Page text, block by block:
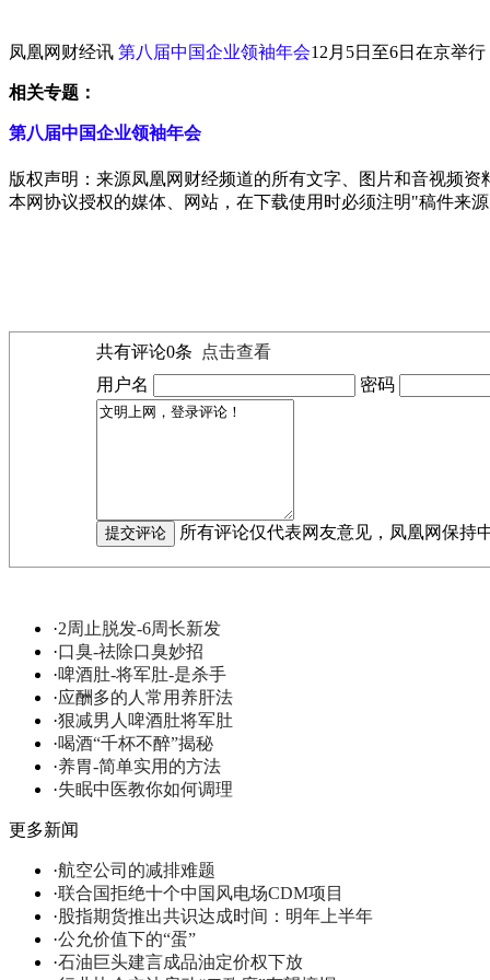
凤凰网财经讯 第八届中国企业领袖年会12月5日至6日在京举
相关专题：
第八届中国企业领袖年会
版权声明：来源凤凰网财经频道的所有文字、图片和音视频
本网协议授权的媒体、网站，在下载使用时必须注明"稿件来
共有评论0条
点击查看
用户名
密码
所有评论仅代表网友意见，凤凰网保持
·2周止脱发-6周长新发
·口臭-祛除口臭妙招
·啤酒肚-将军肚-是杀手
·应酬多的人常用养肝法
·狠减男人啤酒肚将军肚
·喝酒“千杯不醉”揭秘
·养胃-简单实用的方法
·失眠中医教你如何调理
更多新闻
·航空公司的减排难题
·联合国拒绝十个中国风电场CDM项目
· 股指期货推出共识达成时间：明年上半年
·公允价值下的“蛋”
·石油巨头建言成品油定价权下放